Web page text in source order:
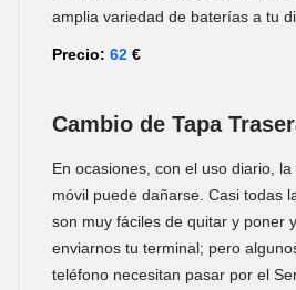
amplia variedad de baterías a tu
Precio: 62 €
Cambio de Tapa
En ocasiones, con el uso diario,
móvil puede dañarse. Casi todas
son muy fáciles de quitar y poner
enviarnos tu terminal; pero
teléfono necesitan pasar por el